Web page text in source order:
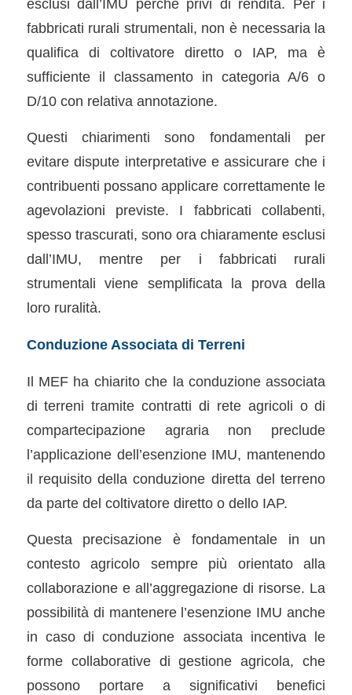
esclusi dall’IMU perché privi di rendita. Per i
fabbricati rurali strumentali, non è necessaria la
qualifica di coltivatore diretto o IAP, ma è
sufficiente il classamento in categoria A/6 o
D/10 con relativa annotazione.
Questi chiarimenti sono fondamentali per
evitare dispute interpretative e assicurare che i
contribuenti possano applicare correttamente le
agevolazioni previste. I fabbricati collabenti,
spesso trascurati, sono ora chiaramente esclusi
dall’IMU, mentre per i fabbricati rurali
strumentali viene semplificata la prova della
loro ruralità.
Conduzione Associata di Terreni
Il MEF ha chiarito che la conduzione associata
di terreni tramite contratti di rete agricoli o di
compartecipazione agraria non preclude
l’applicazione dell’esenzione IMU, mantenendo
il requisito della conduzione diretta del terreno
da parte del coltivatore diretto o dello IAP.
Questa precisazione è fondamentale in un
contesto agricolo sempre più orientato alla
collaborazione e all’aggregazione di risorse. La
possibilità di mantenere l’esenzione IMU anche
in caso di conduzione associata incentiva le
forme collaborative di gestione agricola, che
possono portare a significativi benefici